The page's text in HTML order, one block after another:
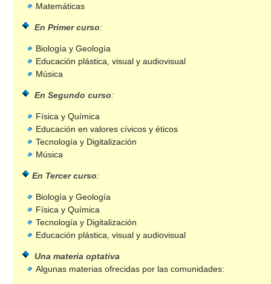
Matemáticas
En Primer curso:
Biología y Geología
Educación plástica, visual y audiovisual
Música
En Segundo curso:
Física y Química
Educación en valores cívicos y éticos
Tecnología y Digitalización
Música
En Tercer curso:
Biología y Geología
Física y Química
Tecnología y Digitalización
Educación plástica, visual y audiovisual
Una materia optativa
Algunas materias ofrecidas por las comunidades: